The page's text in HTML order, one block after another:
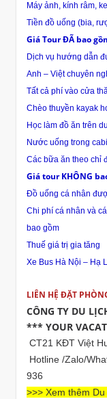
Máy ảnh, kính râm,
Tiền đồ uống (bia,
Giá Tour ĐÃ bao
Dịch vụ hướng dẫn
Anh – Việt chuyên
Tất cả phí vào cửa
Chèo thuyền kayak
Học làm đồ ăn trên
Nước uống trong
Các bữa ăn theo chỉ
Giá tour KHÔNG
Đồ uống cá nhân
Chi phí cá nhân và
bao gồm
Thuế giá trị gia tăng
Xe Bus Hà Nội – Hạ
LIÊN HỆ ĐẶT
CÔNG TY DU
*** YOUR
CT21 KĐT Việt
Hotline /Zalo/
936
>>> Xem thêm